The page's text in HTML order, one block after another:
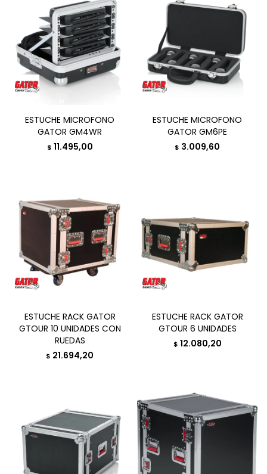
ESTUCHE MICROFONO
GATOR GM4WR
$ 11.495,00
ESTUCHE MICROFONO
GATOR GM6PE
$ 3.009,60
ESTUCHE RACK GATOR
GTOUR 10 UNIDADES CON
RUEDAS
$ 21.694,20
ESTUCHE RACK GATOR
GTOUR 6 UNIDADES
$ 12.080,20